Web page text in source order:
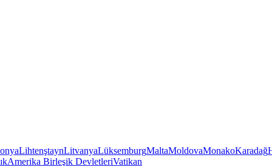
LihtenştaynLitvanyaLüksemburgMaltaMoldovaMonakoKaradağ
Amerika Birleşik DevletleriVatikan